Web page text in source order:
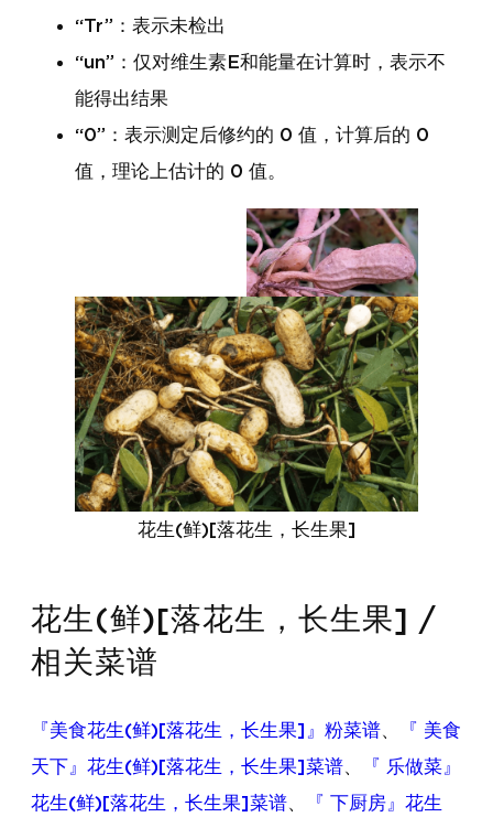
“Tr”：表示未检出
“un”：仅对维生素E和能量在计算时，表示不
能得出结果
“0”：表示测定后修约的 0 值，计算后的 0
值，理论上估计的 0 值。
花生(鲜)[落花生，长生果]
花生(鲜)[落花生，长生果] /
相关菜谱
『美食花生(鲜)[落花生，长生果]』粉菜谱、
『 美食
天下』花生(鲜)[落花生，长生果]菜谱、
『 乐做菜』
花生(鲜)[落花生，长生果]菜谱、
『 下厨房』花生